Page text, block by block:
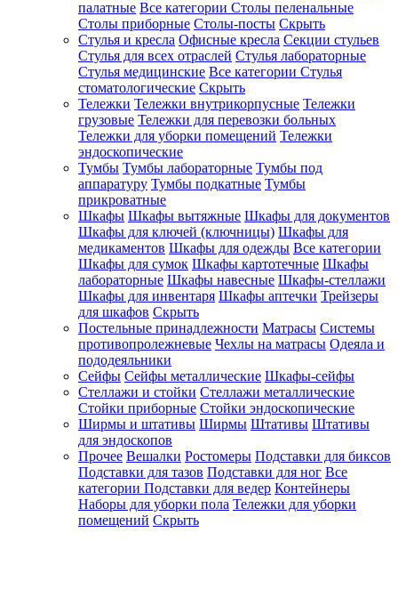
палатные Все категории Столы пеленальные
Столы приборные Столы-посты Скрыть
Стулья и кресла Офисные кресла Секции стульев
Стулья для всех отраслей Стулья лабораторные
Стулья медицинские Все категории Стулья
стоматологические Скрыть
Тележки Тележки внутрикорпусные Тележки
грузовые Тележки для перевозки больных
Тележки для уборки помещений Тележки
эндоскопические
Тумбы Тумбы лабораторные Тумбы под
аппаратуру Тумбы подкатные Тумбы
прикроватные
Шкафы Шкафы вытяжные Шкафы для документов
Шкафы для ключей (ключницы) Шкафы для
медикаментов Шкафы для одежды Все категории
Шкафы для сумок Шкафы картотечные Шкафы
лабораторные Шкафы навесные Шкафы-стеллажи
Шкафы для инвентаря Шкафы аптечки Трейзеры
для шкафов Скрыть
Постельные принадлежности Матрасы Системы
противопролежневые Чехлы на матрасы Одеяла и
пододеяльники
Сейфы Сейфы металлические Шкафы-сейфы
Стеллажи и стойки Стеллажи металлические
Стойки приборные Стойки эндоскопические
Ширмы и штативы Ширмы Штативы Штативы
для эндоскопов
Прочее Вешалки Ростомеры Подставки для биксов
Подставки для тазов Подставки для ног Все
категории Подставки для ведер Контейнеры
Наборы для уборки пола Тележки для уборки
помещений Скрыть